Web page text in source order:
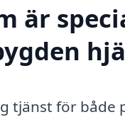
är
tjänst för